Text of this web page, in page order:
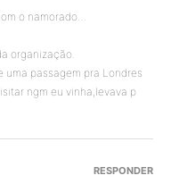
o namorado…
organização.
uma passagem pra Londres
ngm eu vinha,levava p
RESPONDER